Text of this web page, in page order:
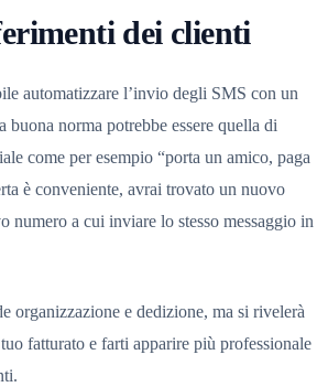
dei clienti
automatizzare l’invio degli SMS con un
buona norma potrebbe essere quella di
come per esempio “porta un amico, paga
è conveniente, avrai trovato un nuovo
numero a cui inviare lo stesso messaggio in
organizzazione e dedizione, ma si rivelerà
fatturato e farti apparire più professionale